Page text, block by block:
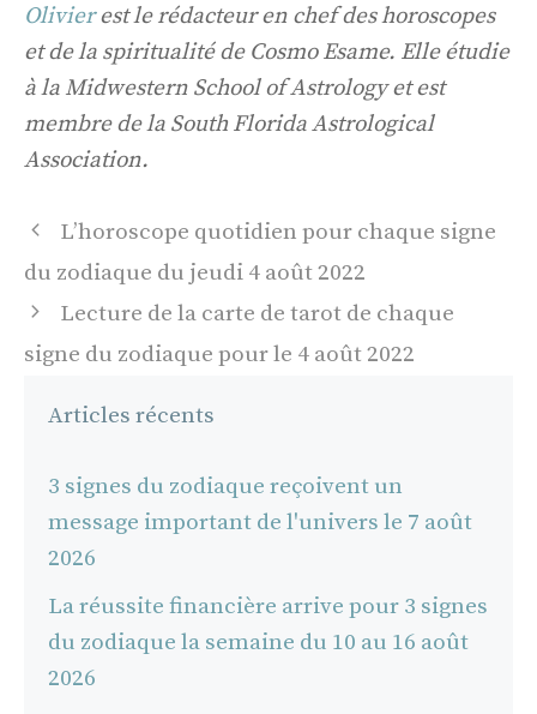
Olivierest le rédacteur en chef des horoscopes
et de la spiritualité de Cosmo Esame. Elle étudie
à la Midwestern School of Astrology et est
membre de la South Florida Astrological
Association.
Navigation
des
L’horoscope quotidien pour chaque signe
du zodiaque du jeudi 4 août 2022
Lecture de la carte de tarot de chaque
signe du zodiaque pour le 4 août 2022
Articles récents
3 signes du zodiaque reçoivent un
message important de l'univers le 7 août
2026
La réussite financière arrive pour 3 signes
du zodiaque la semaine du 10 au 16 août
2026